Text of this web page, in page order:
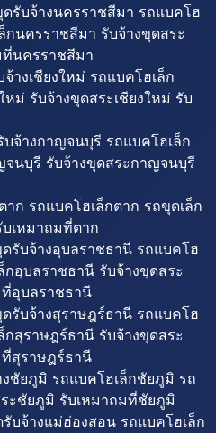
รับจ้างนครราชสีมา รถแบคโฮ
กนครราชสีมา รับจ้างขุดสระ
นครราชสีมา
างเชียงใหม่ รถแบคโฮเล็ก
หม่ รับจ้างขุดสระเชียงใหม่ รับ
จ้างกาญจนบุรี รถแบคโฮเล็ก
นบุรี รับจ้างขุดสระกาญจนบุรี
ก รถแบคโฮเล็กตาก รถขุดเล็ก
เหมาถมที่ตาก
รับจ้างอุบลราชธานี รถแบคโฮ
กอุบลราชธานี รับจ้างขุดสระ
อุบลราชธานี
รับจ้างสุราษฎร์ธานี รถแบคโฮ
กสุราษฎร์ธานี รับจ้างขุดสระ
สุราษฎร์ธานี
ชัยภูมิ รถแบคโฮเล็กชัยภูมิ รถ
ะชัยภูมิ รับเหมาถมที่ชัยภูมิ
บจ้างแม่ฮ่องสอน รถแบคโฮเล็ก